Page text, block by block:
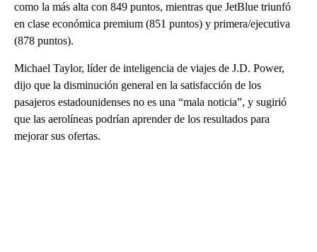
como la más alta con 849 puntos, mientras que JetBlue triunfó
en clase económica premium (851 puntos) y primera/ejecutiva
(878 puntos).
Michael Taylor, líder de inteligencia de viajes de J.D. Power,
dijo que la disminución general en la satisfacción de los
pasajeros estadounidenses no es una “mala noticia”, y sugirió
que las aerolíneas podrían aprender de los resultados para
mejorar sus ofertas.